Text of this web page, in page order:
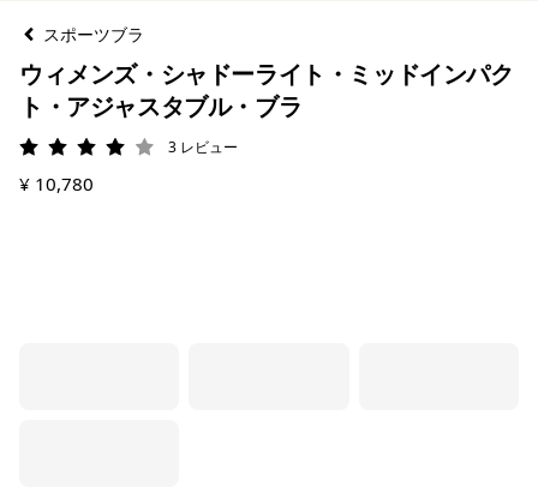
スポーツブラ
ウィメンズ・シャドーライト・ミッドインパク
ト・アジャスタブル・ブラ
評価: 4 / 5 3 レビュー
¥ 10,780